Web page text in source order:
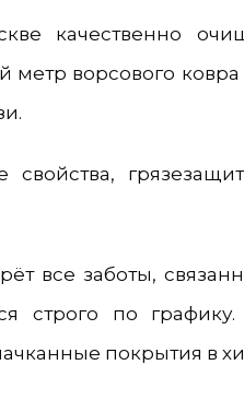
качественно
метр ворсового
свойства,
все заботы,
строго по
покрытия в